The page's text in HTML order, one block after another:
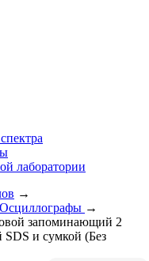
лаборатории
→
Осциллографы →
запоминающий 2
SDS и сумкой (Без